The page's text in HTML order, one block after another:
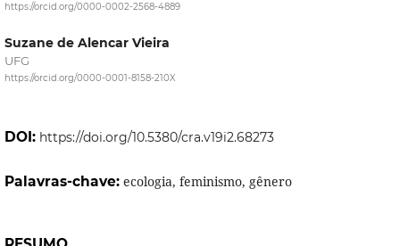
https://orcid.org/0000-0002-2568-4889
Suzane de Alencar Vieira
UFG
https://orcid.org/0000-0001-8158-210X
DOI: https://doi.org/10.5380/cra.v19i2.68273
Palavras-chave: ecologia, feminismo, gênero